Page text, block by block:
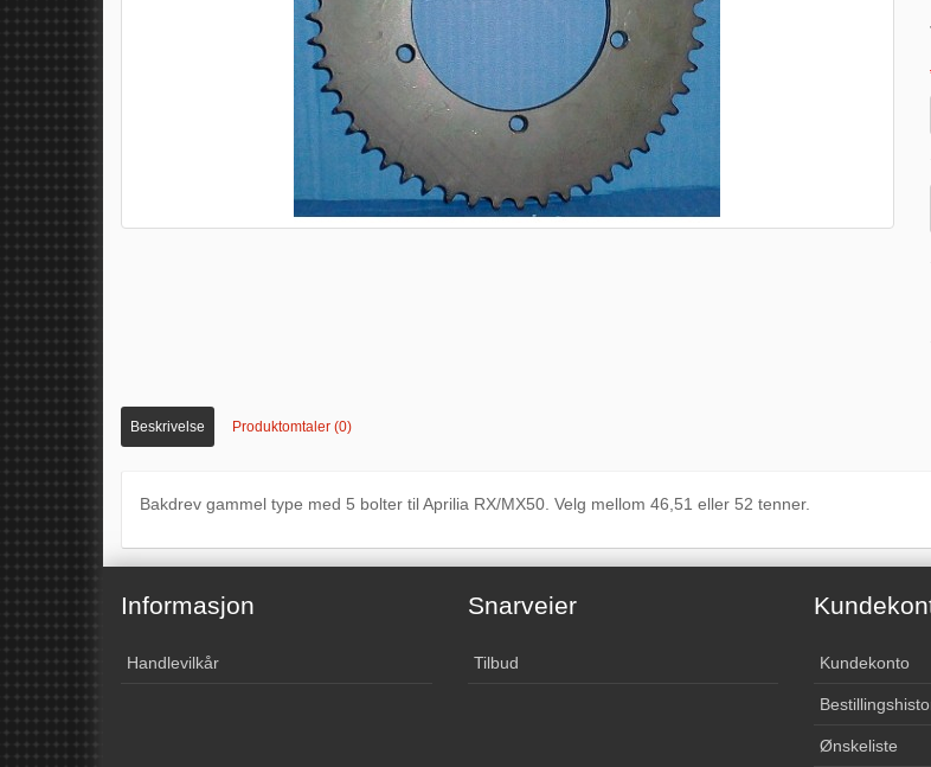
Beskrivelse Produktomtaler (0)
Bakdrev gammel type med 5 bolter til Aprilia RX/MX50. Velg mellom 46,51 eller 52 tenner.
Informasjon
Handlevilkår
Snarveier
Tilbud Kundekonto
Ønskeliste